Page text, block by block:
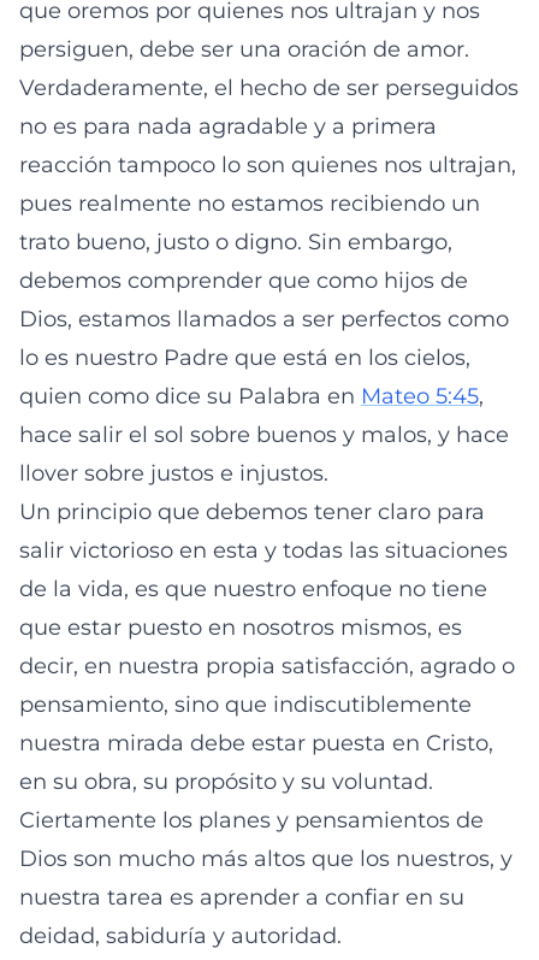
que oremos por quienes nos ultrajan y nos
persiguen, debe ser una oración de amor.
Verdaderamente, el hecho de ser perseguidos
no es para nada agradable y a primera
reacción tampoco lo son quienes nos ultrajan,
pues realmente no estamos recibiendo un
trato bueno, justo o digno. Sin embargo,
debemos comprender que como hijos de
Dios, estamos llamados a ser perfectos como
lo es nuestro Padre que está en los cielos,
quien como dice su Palabra en Mateo 5:45,
hace salir el sol sobre buenos y malos, y hace
llover sobre justos e injustos.
Un principio que debemos tener claro para
salir victorioso en esta y todas las situaciones
de la vida, es que nuestro enfoque no tiene
que estar puesto en nosotros mismos, es
decir, en nuestra propia satisfacción, agrado o
pensamiento, sino que indiscutiblemente
nuestra mirada debe estar puesta en Cristo,
en su obra, su propósito y su voluntad.
Ciertamente los planes y pensamientos de
Dios son mucho más altos que los nuestros, y
nuestra tarea es aprender a confiar en su
deidad, sabiduría y autoridad.